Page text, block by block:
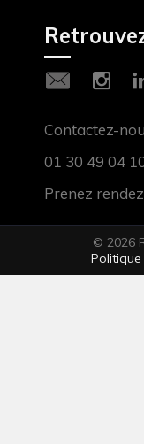
Contactez-
01 30 49 04
Prenez
© 2026